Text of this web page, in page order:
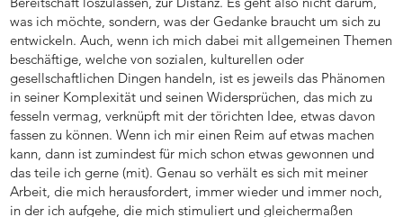
was ich möchte, sondern, was der Gedanke braucht um sich zu
entwickeln. Auch, wenn ich mich dabei mit allgemeinen Themen
beschäftige, welche von sozialen, kulturellen oder
gesellschaftlichen Dingen handeln, ist es jeweils das Phänomen
in seiner Komplexität und seinen Widersprüchen, das mich zu
fesseln vermag, verknüpft mit der törichten Idee, etwas davon
fassen zu können. Wenn ich mir einen Reim auf etwas machen
kann, dann ist zumindest für mich schon etwas gewonnen und
das teile ich gerne (mit). Genau so verhält es sich mit meiner
Arbeit, die mich herausfordert, immer wieder und immer noch,
in der ich aufgehe, die mich stimuliert und gleichermaßen